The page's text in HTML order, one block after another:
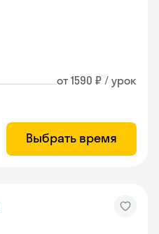
от 1590 ₽ / урок
Выбрать время